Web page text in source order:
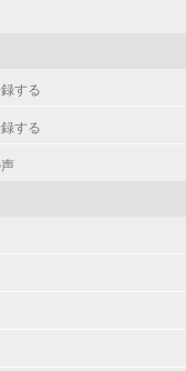
する
する